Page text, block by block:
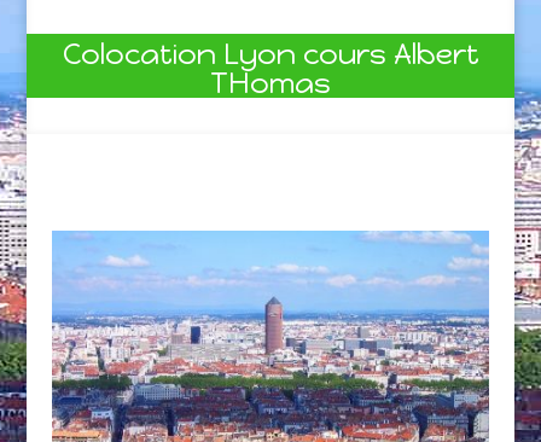
Colocation Lyon cours Albert
THomas